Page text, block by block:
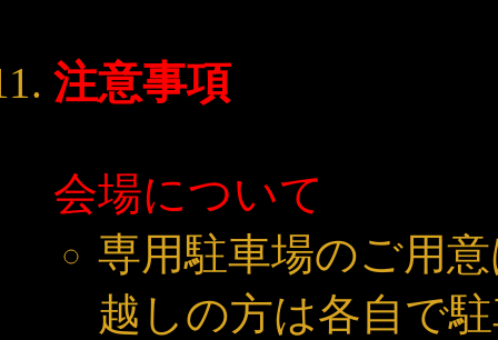
注意事項
会場について
専用駐車場のご用
越しの方は各自で